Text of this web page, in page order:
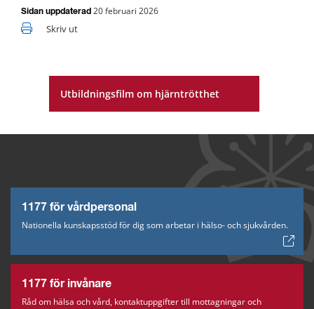
Utbildningsfilm om hjärntrötthet
Sidan uppdaterad 20 februari 2026
Skriv ut
1177 för vårdpersonal
Nationella kunskapsstöd för dig som arbetar i hälso- och sjukvården.
1177 för invånare
Råd om hälsa och vård, kontaktuppgifter till mottagningar och